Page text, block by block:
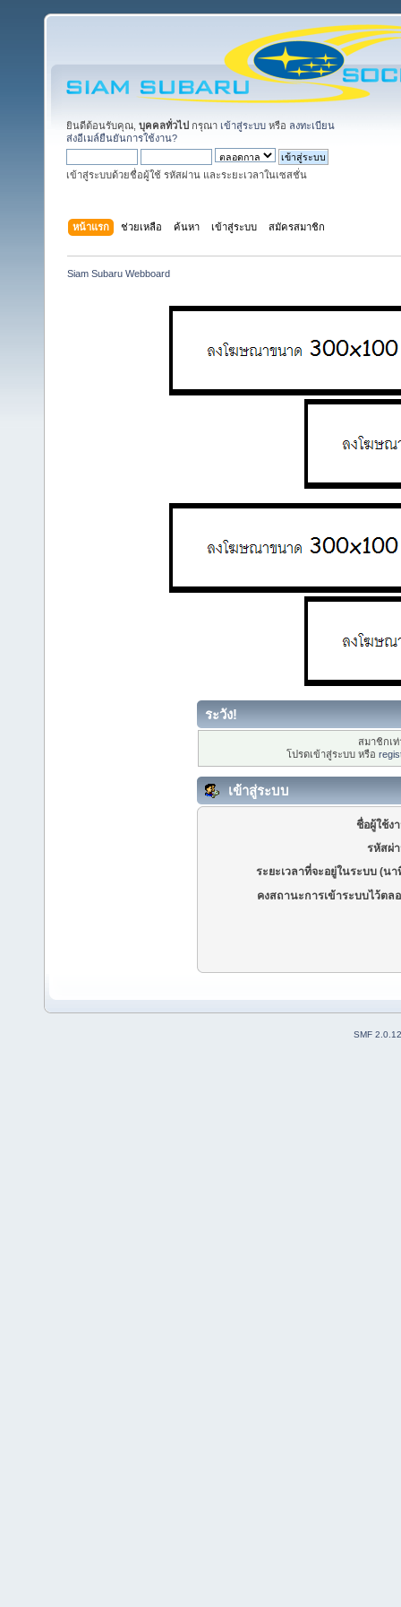
ยินดีต้อนรับคุณ, บุคคลทั่วไป กรุณา เข้าสู่ระบบ หรือ ลงทะเบียน
ส่งอีเมล์ยืนยันการใช้งาน?
เข้าสู่ระบบด้วยชื่อผู้ใช้ รหัสผ่าน และระยะเวลาในเซสชั่น
หน้าแรก ช่วยเหลือ ค้นหา เข้าสู่ระบบ สมัครสมาชิก
Siam Subaru Webboard
ระวัง!
สมาชิกเ
โปรดเข้าสู่ระบบ หรือ
เข้าสู่ระบบ
ชื่อผู้ใช้ง
รหัสผ่
ระยะเวลาที่จะอยู่ในระบบ (นา
คงสถานะการเข้าระบบไว้ตล
SMF 2.0.12